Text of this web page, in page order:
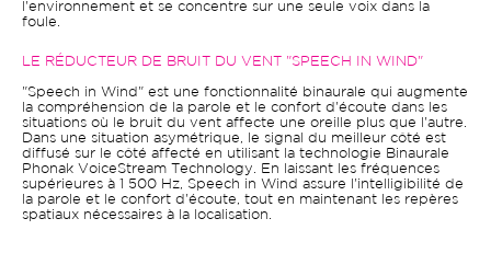
l'environnement et se concentre sur une seule voix dans la
foule.
LE RÉDUCTEUR DE BRUIT DU VENT "SPEECH IN WIND"
"Speech in Wind" est une fonctionnalité binaurale qui augmente
la compréhension de la parole et le confort d'écoute dans les
situations où le bruit du vent affecte une oreille plus que l'autre.
Dans une situation asymétrique, le signal du meilleur côté est
diffusé sur le côté affecté en utilisant la technologie Binaurale
Phonak VoiceStream Technology. En laissant les fréquences
supérieures à 1 500 Hz, Speech in Wind assure l'intelligibilité de
la parole et le confort d'écoute, tout en maintenant les repères
spatiaux nécessaires à la localisation.